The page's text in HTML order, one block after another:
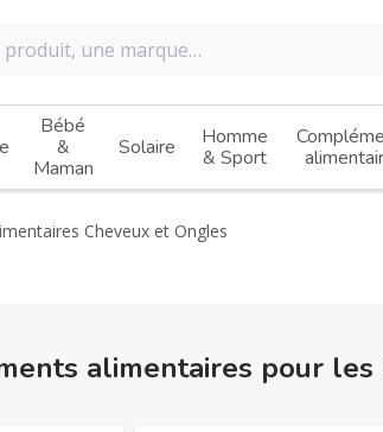
Bébé
&
Maman
Solaire
Homme
& Sport
Cheveux et Ongles
alimentaires pour